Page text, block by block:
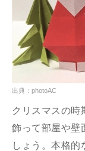
出典：photoAC
クリスマスの時
飾って部屋や壁
しょう。本格的